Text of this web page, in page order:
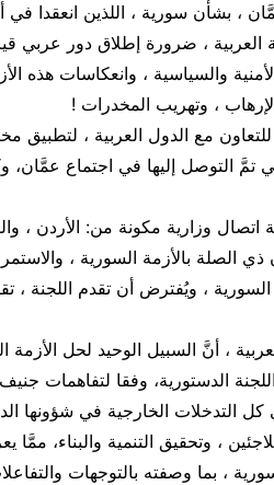
، بشأن سورية ، اللذين انعقدا
العربية ، ضرورة إطلاق دور عربي
والسياسية ، وانعكاسات هذه
، وتهريب المخدرات !
مع الدول العربية ، لتطبيق
تمَّ التوصل إليها في اجتماع عمَّان،
اتصال وزارية مكونة من: الأردن ،
ذي الصلة بالأزمة السورية ،
، ويُفترض أن تقدم اللجنة ،
، أنَّ السبيل الوحيد لحل الأزمة
الدستورية، وفقا لتفاهمات
2254 ، بما ينهي كل التدخلات الخارجية
، وتحقيق التنمية والبناء،
، بما وصفته بالتوجهات